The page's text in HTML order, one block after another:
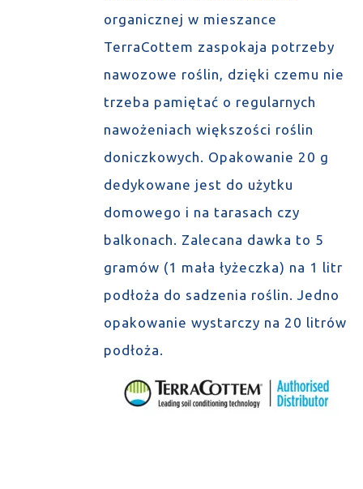
organicznej w mieszance
TerraCottem zaspokaja potrzeby
nawozowe roślin, dzięki czemu nie
trzeba pamiętać o regularnych
nawożeniach większości roślin
doniczkowych. Opakowanie 20 g
dedykowane jest do użytku
domowego i na tarasach czy
balkonach. Zalecana dawka to 5
gramów (1 mała łyżeczka) na 1 litr
podłoża do sadzenia roślin. Jedno
opakowanie wystarczy na 20 litrów
podłoża.